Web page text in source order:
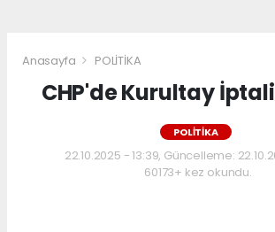
Anasayfa POLİTİKA
CHP'de Kurultay
POLİTİKA
22.10.2025 - 13:39, Güncelleme:
60173+ kez okundu.